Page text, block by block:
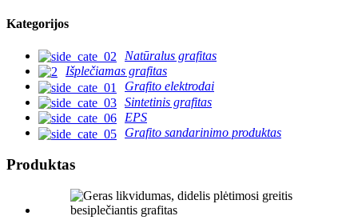
Kategorijos
Natūralus grafitas
Išplečiamas grafitas
Grafito elektrodai
Sintetinis grafitas
EPS
Grafito sandarinimo produktas
Produktas